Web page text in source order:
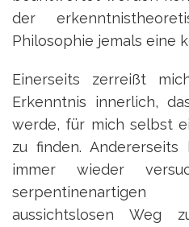
der
Philosophie jemals eine
Einerseits zerreißt
Erkenntnis innerlich,
werde, für mich selbst
zu finden.
immer wieder
aussichtslosen Weg